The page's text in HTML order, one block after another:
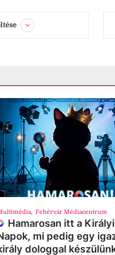
, Fehérvár Médiacentrum
Hamarosan itt a Királyi
mi pedig egy
dologgal